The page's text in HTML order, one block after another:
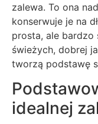
zalewa. To ona
konserwuje je na
prosta, ale bardzo
świeżych, dobrej
tworzą podstawę
idealnej